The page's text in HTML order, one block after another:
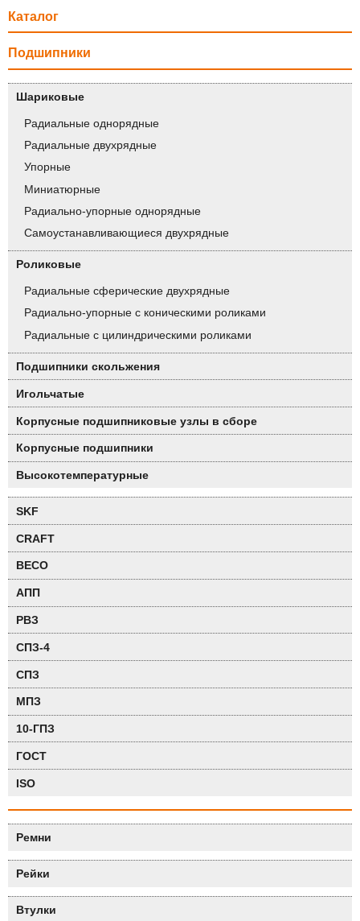
Каталог
Подшипники
Шариковые
Радиальные однорядные
Радиальные двухрядные
Упорные
Миниатюрные
Радиально-упорные однорядные
Самоустанавливающиеся двухрядные
Роликовые
Радиальные сферические двухрядные
Радиально-упорные с коническими роликами
Радиальные с цилиндрическими роликами
Подшипники скольжения
Игольчатые
Корпусные подшипниковые узлы в сборе
Корпусные подшипники
Высокотемпературные
SKF
CRAFT
BECO
АПП
РВЗ
СПЗ-4
СПЗ
МПЗ
10-ГПЗ
ГОСТ
ISO
Ремни
Рейки
Втулки